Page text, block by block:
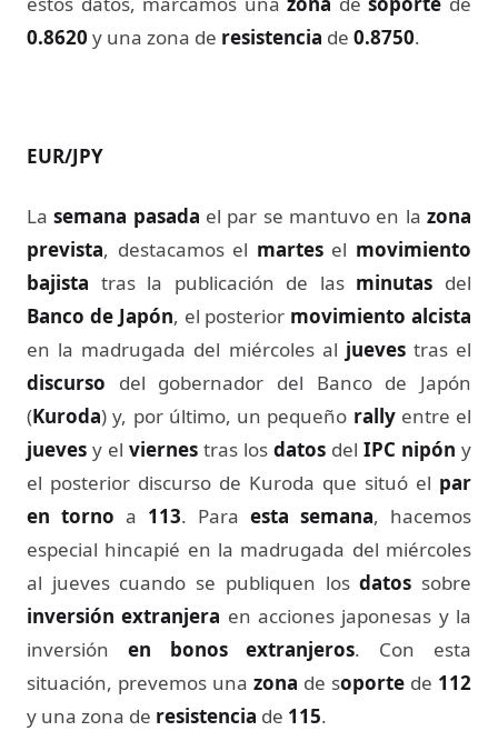
0.8620 y una zona de resistencia de 0.8750.
EUR/JPY
Lasemana pasada el par se mantuvo en lazona
prevista, destacamos el martesel movimiento
bajista tras la publicación de las minutas del
Banco de Japón, el posterior movimiento alcista
en la madrugada del miércoles al juevestras el
discurso del gobernador del Banco de Japón
(Kuroda) y, por último, un pequeño rallyentre el
jueves y el viernes tras los datos del IPC nipón y
el posterior discurso de Kuroda que situó el par
en torno a 113. Para esta semana, hacemos
especial hincapié en la madrugada del miércoles
al jueves cuando se publiquen losdatos sobre
inversión extranjera en acciones japonesas y la
inversión en bonos extranjeros. Con esta
situación, prevemos una zona de soporte de 112
y una zona de resistencia de 115.